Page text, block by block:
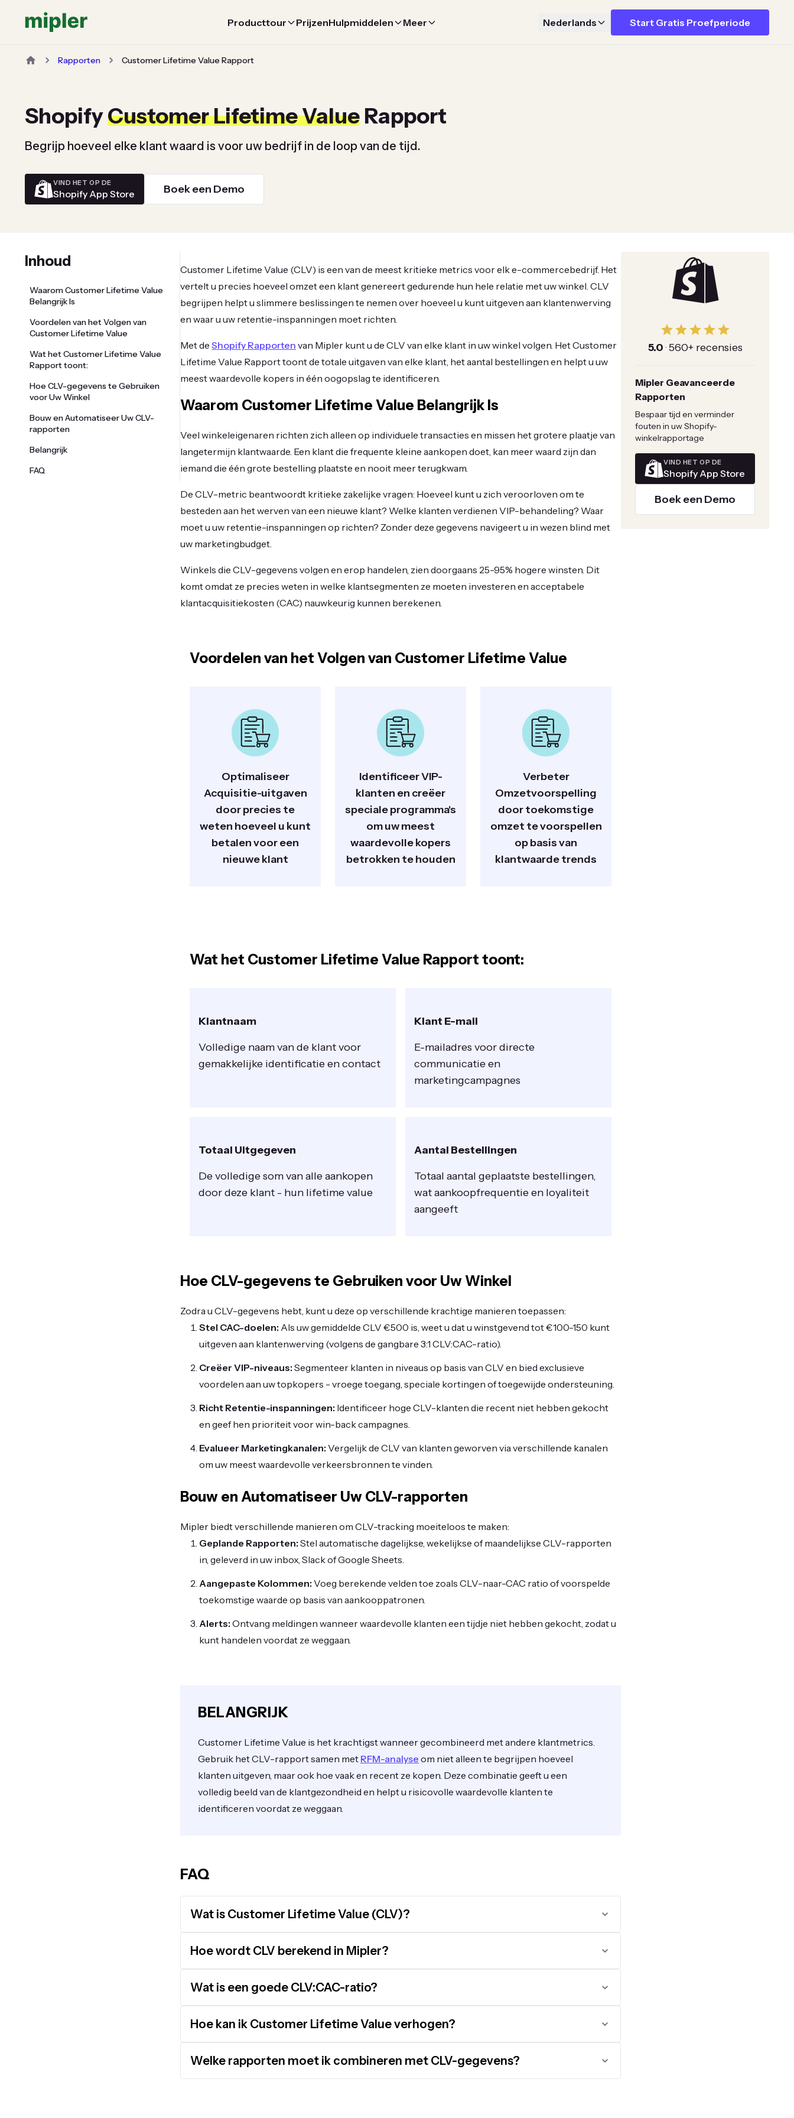
Producttour PrijzenHulpmiddelen Meer Nederlands Start Gratis Proefperiode
Rapporten Customer Lifetime Value Rapport
ShopifyCustomer Lifetime Value Rapport
Begrijp hoeveel elke klant waard is voor uw bedrijf in de loop van de tijd.
VIND HET OP DE
Shopify App Store Boek een Demo
Inhoud
Waarom Customer Lifetime Value
Belangrijk Is
Voordelen van het Volgen van
Customer Lifetime Value
Wat het Customer Lifetime Value
Rapport toont:
Hoe CLV-gegevens te Gebruiken
voor Uw Winkel
Bouw en Automatiseer Uw CLV-
rapporten
Belangrijk
FAQ
Customer Lifetime Value (CLV) is een van de meest kritieke metrics voor elk e-commercebedrijf. Het
vertelt u precies hoeveel omzet een klant genereert gedurende hun hele relatie met uw winkel. CLV
begrijpen helpt u slimmere beslissingen te nemen over hoeveel u kunt uitgeven aan klantenwerving
en waar u uw retentie-inspanningen moet richten.
Met de Shopify Rapporten van Mipler kunt u de CLV van elke klant in uw winkel volgen. Het Customer
Lifetime Value Rapport toont de totale uitgaven van elke klant, het aantal bestellingen en helpt u uw
meest waardevolle kopers in één oogopslag te identificeren.
Waarom Customer Lifetime Value Belangrijk Is
Veel winkeleigenaren richten zich alleen op individuele transacties en missen het grotere plaatje van
langetermijn klantwaarde. Een klant die frequente kleine aankopen doet, kan meer waard zijn dan
iemand die één grote bestelling plaatste en nooit meer terugkwam.
De CLV-metric beantwoordt kritieke zakelijke vragen: Hoeveel kunt u zich veroorloven om te
besteden aan het werven van een nieuwe klant? Welke klanten verdienen VIP-behandeling? Waar
moet u uw retentie-inspanningen op richten? Zonder deze gegevens navigeert u in wezen blind met
uw marketingbudget.
Winkels die CLV-gegevens volgen en erop handelen, zien doorgaans 25-95% hogere winsten. Dit
komt omdat ze precies weten in welke klantsegmenten ze moeten investeren en acceptabele
klantacquisitiekosten (CAC) nauwkeurig kunnen berekenen.
Voordelen van het Volgen van Customer Lifetime Value
Optimaliseer
Acquisitie-uitgaven
door precies te
weten hoeveel u kunt
betalen voor een
nieuwe klant
Identificeer VIP-
klanten en creëer
speciale programma's
om uw meest
waardevolle kopers
betrokken te houden
Verbeter
Omzetvoorspelling
door toekomstige
omzet te voorspellen
op basis van
klantwaarde trends
Wat het Customer Lifetime Value Rapport toont:
Klantnaam
Volledige naam van de klant voor
gemakkelijke identificatie en contact
Klant E-mail
E-mailadres voor directe
communicatie en
marketingcampagnes
Totaal Uitgegeven
De volledige som van alle aankopen
door deze klant - hun lifetime value
Aantal Bestellingen
Totaal aantal geplaatste bestellingen,
wat aankoopfrequentie en loyaliteit
aangeeft
Hoe CLV-gegevens te Gebruiken voor Uw Winkel
Zodra u CLV-gegevens hebt, kunt u deze op verschillende krachtige manieren toepassen:
Stel CAC-doelen: Als uw gemiddelde CLV €500 is, weet u dat u winstgevend tot €100-150 kunt
uitgeven aan klantenwerving (volgens de gangbare 3:1 CLV:CAC-ratio).
Creëer VIP-niveaus: Segmenteer klanten in niveaus op basis van CLV en bied exclusieve
voordelen aan uw topkopers - vroege toegang, speciale kortingen of toegewijde ondersteuning.
Richt Retentie-inspanningen: Identificeer hoge CLV-klanten die recent niet hebben gekocht
en geef hen prioriteit voor win-back campagnes.
Evalueer Marketingkanalen: Vergelijk de CLV van klanten geworven via verschillende kanalen
om uw meest waardevolle verkeersbronnen te vinden.
Bouw en Automatiseer Uw CLV-rapporten
Mipler biedt verschillende manieren om CLV-tracking moeiteloos te maken:
Geplande Rapporten: Stel automatische dagelijkse, wekelijkse of maandelijkse CLV-rapporten
in, geleverd in uw inbox, Slack of Google Sheets.
Aangepaste Kolommen: Voeg berekende velden toe zoals CLV-naar-CAC ratio of voorspelde
toekomstige waarde op basis van aankooppatronen.
Alerts: Ontvang meldingen wanneer waardevolle klanten een tijdje niet hebben gekocht, zodat u
kunt handelen voordat ze weggaan.
BELANGRIJK
Customer Lifetime Value is het krachtigst wanneer gecombineerd met andere klantmetrics.
Gebruik het CLV-rapport samen met RFM-analyse om niet alleen te begrijpen hoeveel
klanten uitgeven, maar ook hoe vaak en recent ze kopen. Deze combinatie geeft u een
volledig beeld van de klantgezondheid en helpt u risicovolle waardevolle klanten te
identificeren voordat ze weggaan.
FAQ
Wat is Customer Lifetime Value (CLV)?
Hoe wordt CLV berekend in Mipler?
Wat is een goede CLV:CAC-ratio?
Hoe kan ik Customer Lifetime Value verhogen?
Welke rapporten moet ik combineren met CLV-gegevens?
5.0 · 560+ recensies
Mipler Geavanceerde
Rapporten
Bespaar tijd en verminder
fouten in uw Shopify-
winkelrapportage
VIND HET OP DE
Shopify App Store
Boek een Demo